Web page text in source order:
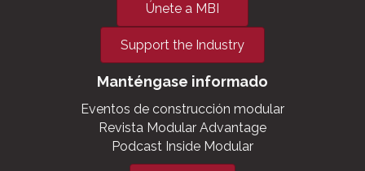
Únete a MBI
Support the Industry
Manténgase informado
Eventos de construcción modular
Revista Modular Advantage
Podcast Inside Modular